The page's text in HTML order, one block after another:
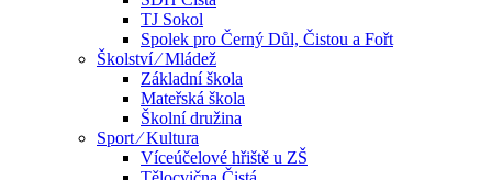
TJ Sokol
Spolek pro Černý Důl, Čistou a Fořt
Školství ⁄ Mládež
Základní škola
Mateřská škola
Školní družina
Sport ⁄ Kultura
Víceúčelové hřiště u ZŠ